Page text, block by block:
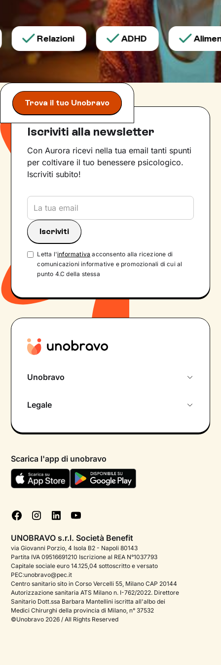
Relazioni ADHD
Trova il tuo Unobravo
Iscriviti alla newsletter
Con Aurora ricevi nella tua email tanti spunti
per coltivare il tuo benessere psicologico.
Iscriviti subito!
Letta l'informativa acconsento alla ricezione di
comunicazioni informative e promozionali di cui al
punto 4.C della stessa
Unobravo
Psicologo in chat
Aiuto urgente
FAQ
Podcast di psicologia
Corporate
Psicologo italiano all'estero
Approfondimenti sulla salute mentale
Sala stampa
Legale
Termini e condizioni
Informativa Privacy
Cookie policy
Gestisci cookie
Scarica l'app di unobravo
UNOBRAVO s.r.l. Società Benefit
via Giovanni Porzio, 4 Isola B2 - Napoli 80143
Partita IVA 09516691210 Iscrizione al REA N°1037793
Capitale sociale euro 14.125,04 sottoscritto e versato
PEC:unobravo@pec.it
Centro sanitario sito in Corso Vercelli 55, Milano CAP 20144
Autorizzazione sanitaria ATS Milano n. I-762/2022. Direttore
Sanitario Dott.ssa Barbara Mantellini iscritta all'albo dei
Medici Chirurghi della provincia di Milano, n° 37532
©Unobravo 2026 / All Rights Reserved